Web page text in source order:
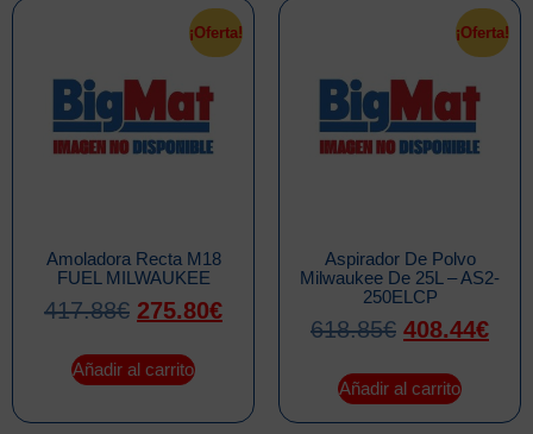
¡Oferta!
Amoladora Recta M18
FUEL MILWAUKEE
417.88€ 275.80€
Añadir al carrito
¡Oferta!
Aspirador De Polvo
Milwaukee De 25L – AS2-
250ELCP
618.85€ 408.44€
Añadir al carrito